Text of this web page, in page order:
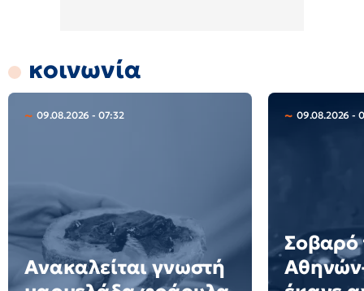
κοινωνία
09.08.2026 - 07:32
Ανακαλείται γνωστή
09.08.2026 -
Σοβαρό